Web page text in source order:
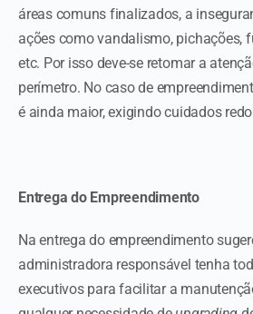
áreas comuns finalizados, a
ações como vandalismo, pichações,
etc. Por isso deve-se retomar a
perímetro. No caso de
é ainda maior, exigindo cuidados
Entrega do Empreendimento
Na entrega do empreendimento
administradora responsável tenha
executivos para facilitar a